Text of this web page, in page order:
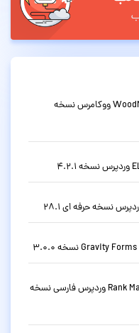
قالب فروشگاهی چندمنظوره وودمارت WoodMart ووکامرس نسخه
دانلود افزونه سئو حرفه ای رنک مث Rank Math Pro وردپرس فارسی نسخه